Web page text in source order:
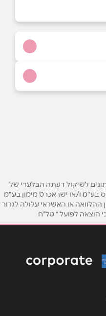
באינסטגרם
לשיקול דעתה הבלעדי של
בע"מ ו/או ישראכרט מימון בע"מ
ההלוואה או האשראי עלולה לגרור
הוצאה לפועל * טל"ח